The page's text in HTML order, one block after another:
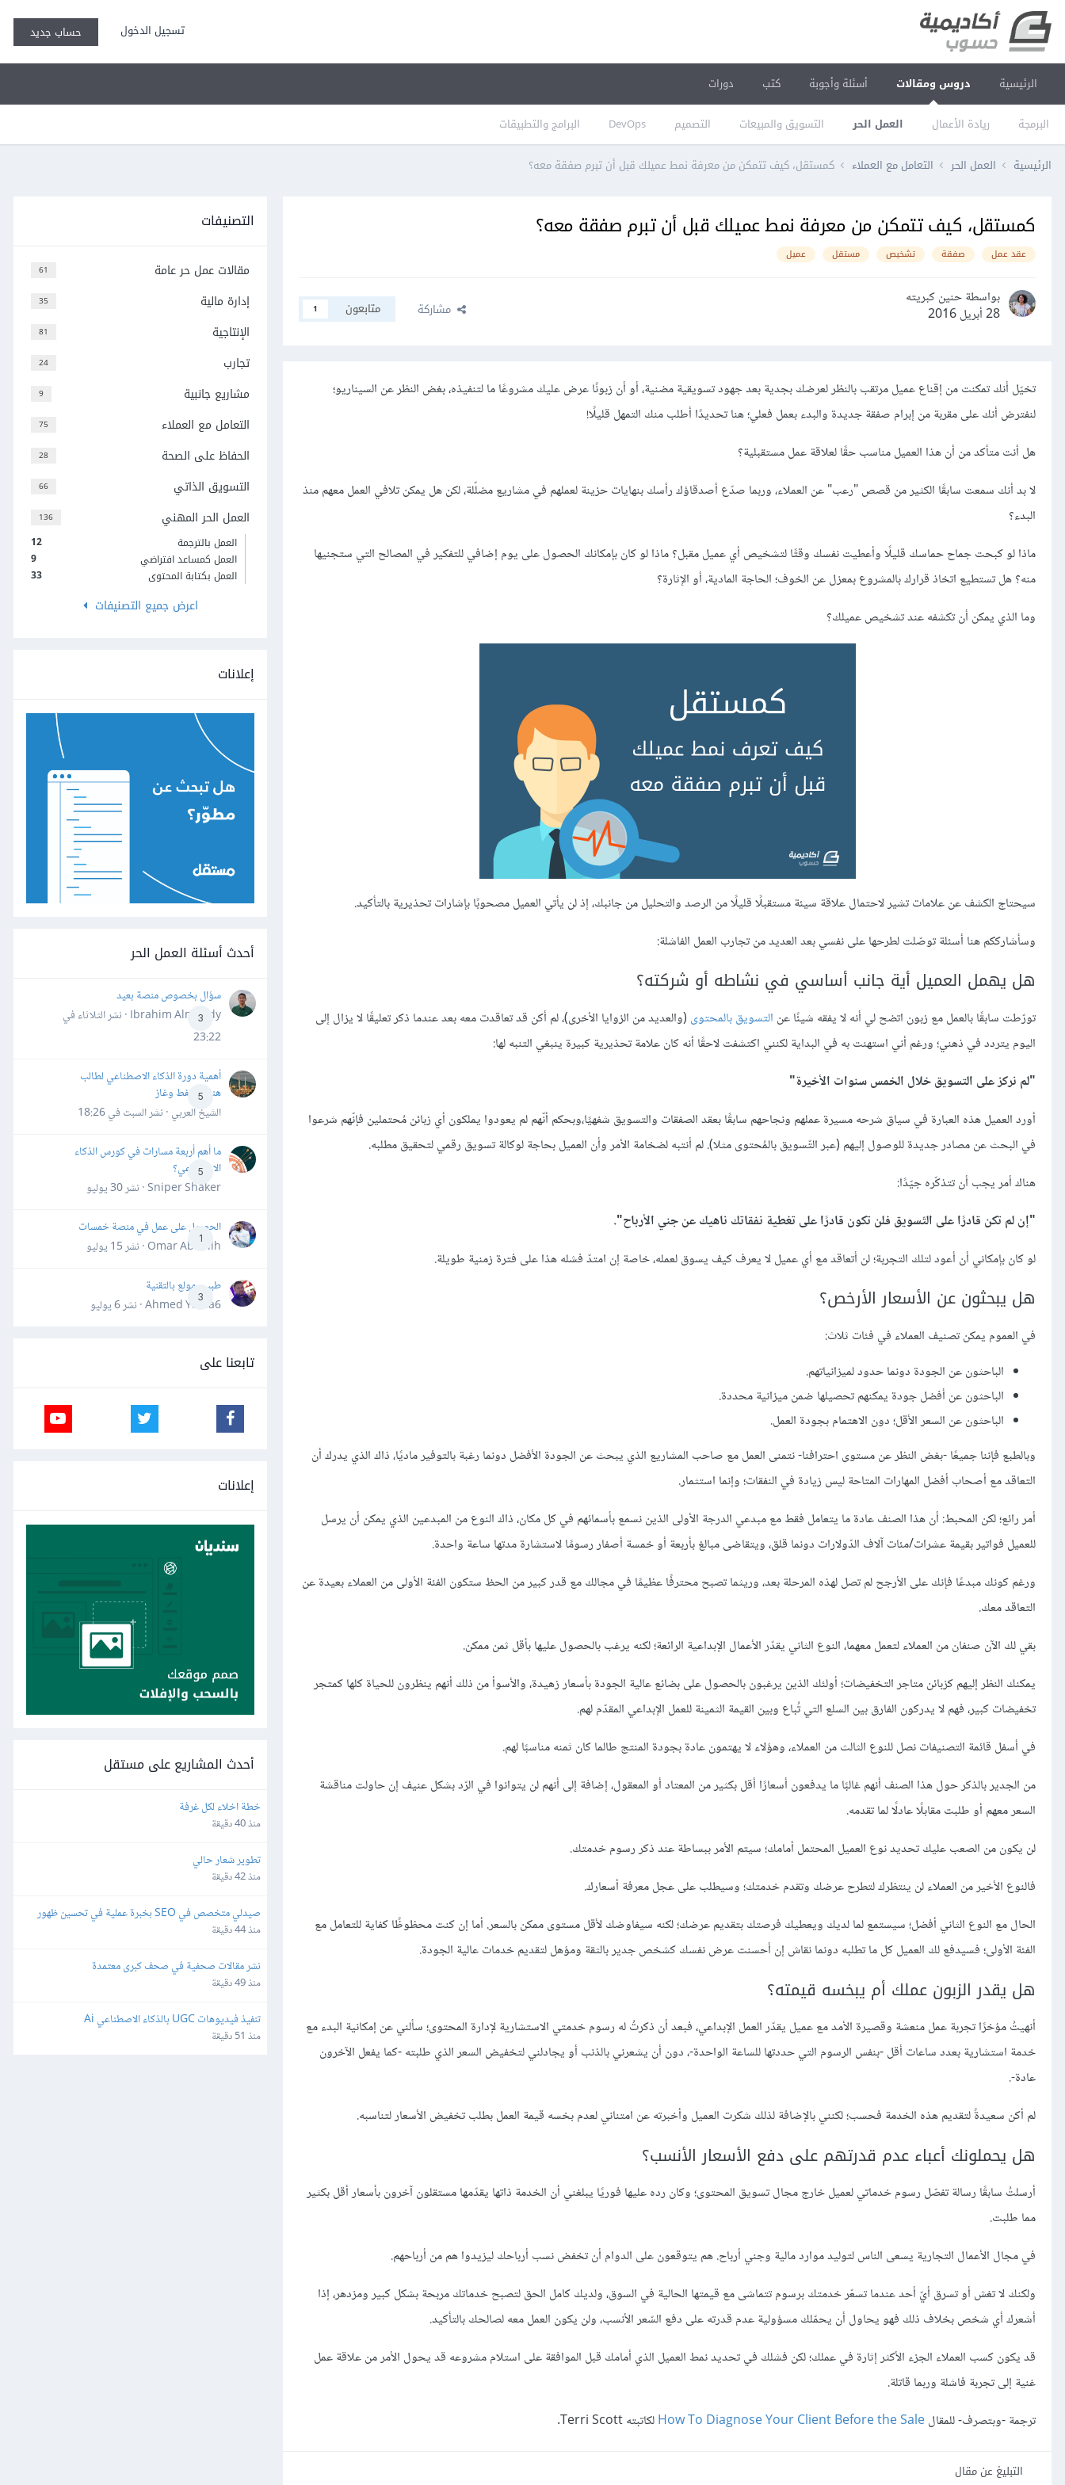
تسجيل الدخول حساب جديد
الرئيسية دروس ومقالات
البرمجة ريادة الأعمال العمل الحر التسويق والمبيعات التصميم DevOps البرامج والتطبيقات
أسئلة وأجوبة كتب دورات
الرئيسية العمل الحر التعامل مع العملاء كمستقل، كيف تتمكن من معرفة نمط عميلك قبل أن تبرم صفقة معه؟
كمستقل، كيف تتمكن من معرفة نمط عميلك قبل أن تبرم صفقة معه؟
عقد عمل صفقة تشخيص مستقل عميل
بواسطة حنين كبريته
28 أبريل 2016
مشاركة متابعون 1
تخيّل أنك تمكنت من إقناع عميل مرتقب بالنظر لعرضك بجدية بعد جهود تسويقية مضنية، أو أن زبونًا عرض عليك مشروعًا ما لتنفيذه، بغض النظر عن السيناريو؛
لنفترض أنك على مقربة من إبرام صفقة جديدة والبدء بعمل فعلي؛ هنا تحديدًا أطلب منك التمهل قليلًا!
هل أنت متأكد من أن هذا العميل مناسب حقًا لعلاقة عمل مستقبلية؟
لا بد أنك سمعت سابقًا الكثير من قصص "رعب" عن العملاء، وربما صدّع أصدقاؤك رأسك بنهايات حزينة لعملهم في مشاريع مضلّلة، لكن هل يمكن تلافي العمل معهم منذ
البدء؟
ماذا لو كبحت جماح حماسك قليلًا وأعطيت نفسك وقتًا لتشخيص أي عميل مقبل؟ ماذا لو كان بإمكانك الحصول على يوم إضافي للتفكير في المصالح التي ستجنيها
منه؟ هل تستطيع اتخاذ قرارك بالمشروع بمعزل عن الخوف؛ الحاجة المادية، أو الإثارة؟
وما الذي يمكن أن تكشفه عند تشخيص عميلك؟
سيحتاج الكشف عن علامات تشير لاحتمال علاقة سيئة مستقبلًا قليلًا من الرصد والتحليل من جانبك، إذ لن يأتي العميل مصحوبًا بإشارات تحذيرية بالتأكيد.
وسأشارككم هنا أسئلة توصّلت لطرحها على نفسي بعد العديد من تجارب العمل الفاشلة:
هل يهمل العميل أية جانب أساسي في نشاطه أو شركته؟
تورّطت سابقًا بالعمل مع زبون اتضح لي أنه لا يفقه شيئًا عن التسويقبالمحتوى (والعديد من الزوايا الأخرى)، لم أكن قد تعاقدت معه بعد عندما ذكر تعليقًا لا يزال إلى
اليوم يتردد في ذهني؛ ورغم أني استهنت به في البداية لكنني اكتشفت لاحقًا أنه كان علامة تحذيرية كبيرة ينبغي التنبه لها:
"لم نركز على التسويق خلال الخمس سنوات الأخيرة"
أورد العميل هذه العبارة في سياق شرحه مسيرة عملهم ونجاحهم سابقًا بعقد الصفقات والتسويق شفهيًا،وبحكم أنّهم لم يعودوا يملكون أي زبائن مُحتملين فإنّهم شرعوا
في البحث عن مصادر جديدة للوصول إليهم (عبر التّسويق بالمُحتوى مثلا). لم أنتبه لضخامة الأمر وأن العميل بحاجة لوكالة تسويق رقمي لتحقيق مطلبه.
هناك أمر يجب أن تتذكّره جيّدًا:
"إن لم تكن قادرًا على التّسويق فلن تكون قادرًا على تغطية نفقاتك ناهيك عن جني الأرباح".
لو كان بإمكاني أن أعود لتلك التجربة؛ لن أتعاقد مع أي عميل لا يعرف كيف يسوق لعمله، خاصة إن امتدّ فشله هذا على فترة زمنية طويلة.
هل يبحثون عن الأسعار الأرخص؟
في العموم يمكن تصنيف العملاء في فئات ثلاث:
الباحثون عن الجودة دونما حدود لميزانياتهم.
الباحثون عن أفضل جودة يمكنهم تحصيلها ضمن ميزانية محددة.
الباحثون عن السعر الأقل؛ دون الاهتمام بجودة العمل.
وبالطبع فإننا جميعًا -بغض النظر عن مستوى احترافنا- نتمنى العمل مع صاحب المشاريع الذي يبحث عن الجودة الأفضل دونما رغبة بالتوفير ماديًا، ذاك الذي يدرك أن
التعاقد مع أصحاب أفضل المهارات المتاحة ليس زيادة في النفقات؛ وإنما استثمار.
أمر رائع؛ لكن المحبط: أن هذا الصنف عادة ما يتعامل فقط مع مبدعي الدرجة الأولى الذين نسمع بأسمائهم في كل مكان، ذاك النوع من المبدعين الذي يمكن أن يرسل
للعميل فواتير بقيمة عشرات/مئات آلاف الدّولارات دونما قلق، ويتقاضى مبالغ بأربعة أو خمسة أصفار رسومًا لاستشارة مدتها ساعة واحدة.
ورغم كونك مبدعًا فإنك على الأرجح لم تصل لهذه المرحلة بعد، وريثما تصبح محترفًا عظيمًا في مجالك مع قدر كبير من الحظ ستكون الفئة الأولى من العملاء بعيدة عن
التعاقد معك.
بقي لك الآن صنفان من العملاء لتعمل معهما، النوع الثاني يقدّر الأعمال الإبداعية الرائعة؛ لكنه يرغب بالحصول عليها بأقل ثمن ممكن.
يمكنك النظر إليهم كزبائن متاجر التخفيضات؛ أولئك الذين يرغبون بالحصول على بضائع عالية الجودة بأسعار زهيدة، والأسوأ من ذلك أنهم ينظرون للحياة كلها كمتجر
تخفيضات كبير، فهم لا يدركون الفارق بين السلع التي تُباع وبين القيمة الثمينة للعمل الإبداعي المقدّم لهم.
في أسفل قائمة التصنيفات نصل للنوع الثالث من العملاء، وهؤلاء لا يهتمون عادة بجودة المنتج طالما كان ثمنه مناسبًا لهم.
من الجدير بالذكر حول هذا الصنف أنهم غالبًا ما يدفعون أسعارًا أقل بكثير من المعتاد أو المعقول، إضافة إلى أنهم لن يتوانوا في الرّد بشكل عنيف إن حاولت مناقشة
السعر معهم أو طلبت مقابلًا عادلًا لما تقدمه.
لن يكون من الصعب عليك تحديد نوع العميل المحتمل أمامك؛ سيتم الأمر ببساطة عند ذكر رسوم خدمتك.
فالنوع الأخير من العملاء لن ينتظرك لتطرح عرضك وتقدم خدمتك؛ وسيطلب على عجل معرفة أسعارك.
الحال مع النوع الثاني أفضل؛ سيستمع لما لديك ويعطيك فرصتك بتقديم عرضك؛ لكنه سيفاوضك لأقل مستوى ممكن بالسعر. أما إن كنت محظوظًا كفاية للتعامل مع
الفئة الأولى؛ فسيدفع لك العميل كل ما تطلبه دونما نقاش إن أحسنت عرض نفسك كشخص جدير بالثقة ومؤهل لتقديم خدمات عالية الجودة.
هل يقدر الزبون عملك أم يبخسه قيمته؟
أنهيتُ مؤخرًا تجربة عمل منعشة وقصيرة الأمد مع عميل يقدّر العمل الإبداعي، فبعد أن ذكرتُ له رسوم خدمتي الاستشارية لإدارة المحتوى؛ سألني عن إمكانية البدء مع
خدمة استشارية بعدد ساعات أقل -بنفس الرسوم التي حددتها للساعة الواحدة-، دون أن يشعرني بالذنب أو يجادلني لتخفيض السعر الذي طلبته -كما يفعل الآخرون
عادة-.
لم أكن سعيدةً لتقديم هذه الخدمة فحسب؛ لكنني بالإضافة لذلك شكرت العميل وأخبرته عن امتناني لعدم بخسه قيمة العمل بطلب تخفيض الأسعار لتناسبه.
هل يحملونك أعباء عدم قدرتهم على دفع الأسعار الأنسب؟
أرسلتُ سابقًا رسالة تفصّل رسوم خدماتي لعميل خارج مجال تسويق المحتوى؛ وكان رده عليها فوريًا يبلغني أن الخدمة ذاتها يقدّمها مستقلون آخرون بأسعار أقل بكثير
مما طلبت.
في مجال الأعمال التجارية يسعى الناس لتوليد موارد مالية وجني أرباح. هم يتوقعون على الدوام أن تخفض نسب أرباحك ليزيدوا هم من أرباحهم.
ولكنك لا تغش أو تسرق أيّ أحد عندما تسعّر خدمتك برسوم تتماشى مع قيمتها الحالية في السوق، ولديك كامل الحق لتصبح خدماتك مربحة بشكل كبير ومزدهر، إذا
أشعرك أي شخص بخلاف ذلك فهو يحاول أن يحمّلك مسؤولية عدم قدرته على دفع السّعر الأنسب، ولن يكون العمل معه لصالحك بالتأكيد.
قد يكون كسب العملاء الجزء الأكثر إثارة في عملك؛ لكن فشلك في تحديد نمط العميل الذي أمامك قبل الموافقة على استلام مشروعه قد يحول الأمر من علاقة عمل
غنية إلى تجربة فاشلة وربما قاتلة.
ترجمة -وبتصرف- للمقالHow To Diagnose Your Client Before the Saleلكاتبته Terri Scott.
التبليغ عن مقال
التصنيفات
61 مقالات عمل حر عامة
35 إدارة مالية
81 الإنتاجية
24 تجارب
9 مشاريع جانبية
75 التعامل مع العملاء
28 الحفاظ على الصحة
66 التسويق الذاتي
136 العمل الحر المهني
12
العمل بالترجمة
9
العمل كمساعد افتراضي
33
العمل بكتابة المحتوى
اعرض جميع التصنيفات
إعلانات
أحدث أسئلة العمل الحر
3
سؤال بخصوص منصة بعيد
Ibrahim Almahdy · نشر
الثلاثاء في
23:22
5
أهمية دورة الذكاء الاصطناعي لطالب
هندسة نفط وغاز
الشيخ العربي · نشرالسبت في 18:26
5
ما أهم أربعة مسارات في كورس الذكاء
الاصطناعي؟
Sniper Shaker · نشر
30 يوليو
1
الحصول على عمل في منصة خمسات
Omar Abdallh · نشر
15 يوليو
3
طبيب مولع بالتقنية
Ahmed Yahia6 · نشر
6 يوليو
تابعنا على
إعلانات
أحدث المشاريع على مستقل
خطة اخلاء لكل غرفة
منذ 40 دقيقة
تطوير شعار حالي
منذ 42 دقيقة
صيدلي متخصص في SEO بخبرة عملية في تحسين ظهور
مواقع الصيدليات الإلكترونية
منذ 44 دقيقة
نشر مقالات صحفية في صحف كبرى معتمدة
منذ 49 دقيقة
تنفيذ فيديوهات UGC بالذكاء الاصطناعي Ai
منذ 51 دقيقة